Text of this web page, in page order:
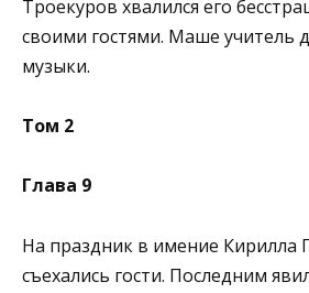
Троекуров хвалился его
своими гостями. Маше учитель
музыки.
Том 2
Глава 9
На праздник в имение Кирилла
съехались гости. Последним